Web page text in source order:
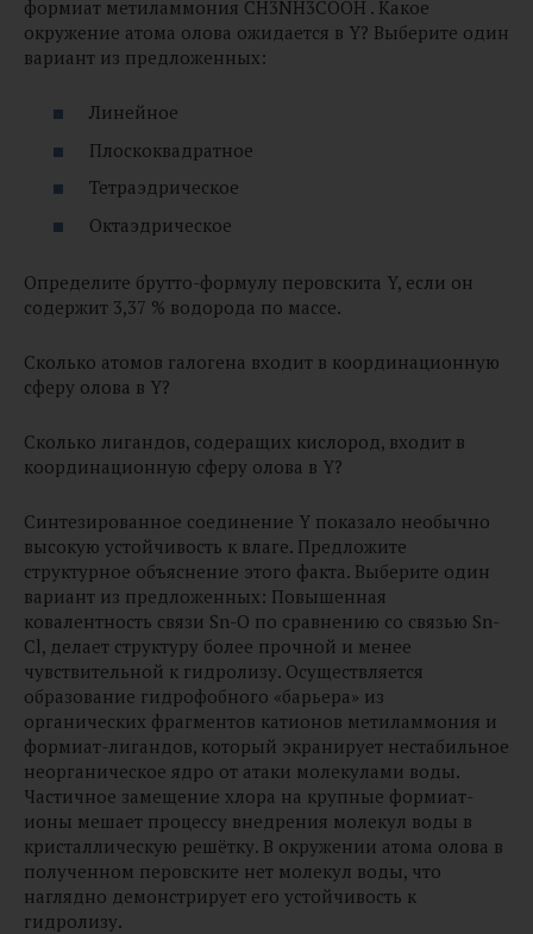
формиат метиламмония CH3NH3COOH . Какое
окружение атома олова ожидается в Y? Выберите один
вариант из предложенных:
Линейное
Плоскоквадратное
Тетраэдрическое
Октаэдрическое
Определите брутто-формулу перовскита Y, если он
содержит 3,37 % водорода по массе.
Сколько атомов галогена входит в координационную
сферу олова в Y?
Сколько лигандов, содеращих кислород, входит в
координационную сферу олова в Y?
Синтезированное соединение Y показало необычно
высокую устойчивость к влаге. Предложите
структурное объяснение этого факта. Выберите один
вариант из предложенных: Повышенная
ковалентность связи Sn-O по сравнению со связью Sn-
Cl, делает структуру более прочной и менее
чувствительной к гидролизу. Осуществляется
образование гидрофобного «барьера» из
органических фрагментов катионов метиламмония и
формиат-лигандов, который экранирует нестабильное
неорганическое ядро от атаки молекулами воды.
Частичное замещение хлора на крупные формиат-
ионы мешает процессу внедрения молекул воды в
кристаллическую решётку. В окружении атома олова в
полученном перовските нет молекул воды, что
наглядно демонстрирует его устойчивость к
гидролизу.